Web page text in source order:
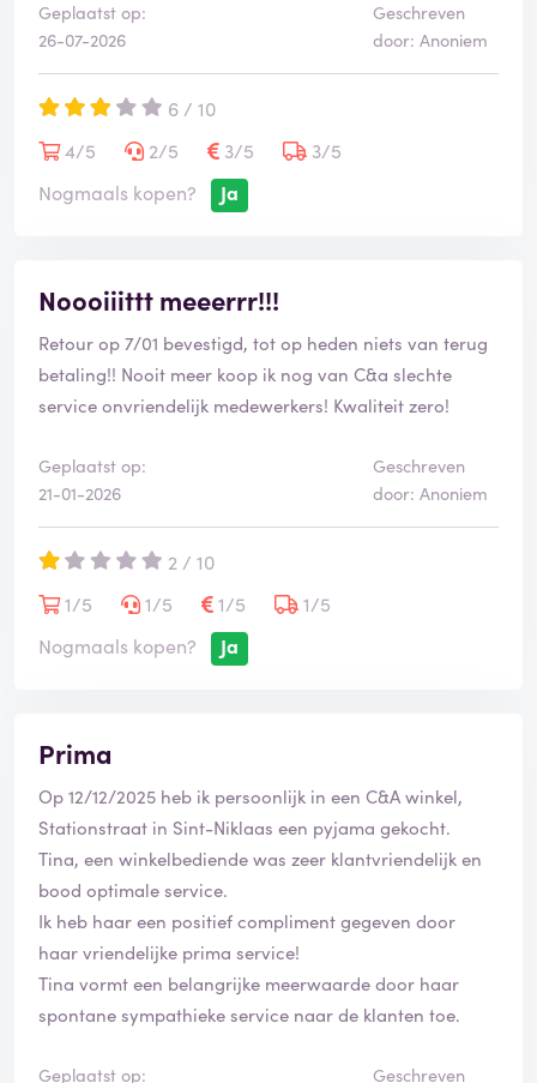
Geplaatst op:
26-07-2026
Geschreven
door: Anoniem
6 / 10
4/5
2/5 3/5
3/5
Nogmaals kopen?
Ja
Noooiiittt meeerrr!!!
Retour op 7/01 bevestigd, tot op heden niets van terug
betaling!! Nooit meer koop ik nog van C&a slechte
service onvriendelijk medewerkers! Kwaliteit zero!
Geplaatst op:
21-01-2026
Geschreven
door: Anoniem
2 / 10
1/5
1/5 1/5
1/5
Nogmaals kopen?
Ja
Prima
Op 12/12/2025 heb ik persoonlijk in een C&A winkel,
Stationstraat in Sint-Niklaas een pyjama gekocht.
Tina, een winkelbediende was zeer klantvriendelijk en
bood optimale service.
Ik heb haar een positief compliment gegeven door
haar vriendelijke prima service!
Tina vormt een belangrijke meerwaarde door haar
spontane sympathieke service naar de klanten toe.
Geplaatst op:
Geschreven